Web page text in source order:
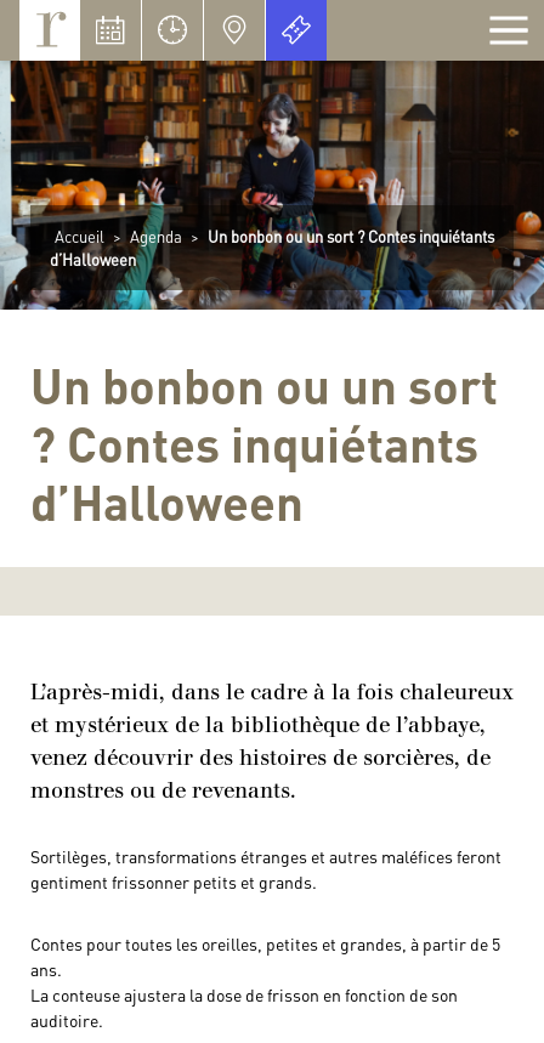
Accueil > Agenda > Un bonbon ou un sort ? Contes inquiétants
d’Halloween
Un bonbon ou un sort
? Contes inquiétants
d’Halloween
L’après-midi, dans le cadre à la fois chaleureux
et mystérieux de la bibliothèque de l’abbaye,
venez découvrir des histoires de sorcières, de
monstres ou de revenants.
Sortilèges, transformations étranges et autres maléfices feront
gentiment frissonner petits et grands.
Contes pour toutes les oreilles, petites et grandes, à partir de 5
ans.
La conteuse ajustera la dose de frisson en fonction de son
auditoire.
Panneau de gestion des cookies